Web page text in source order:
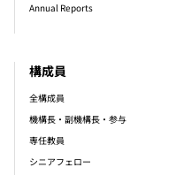
構成員
全構成員
機構長・副機構長・参与
専任教員
シニアフェロー
Annual Reports